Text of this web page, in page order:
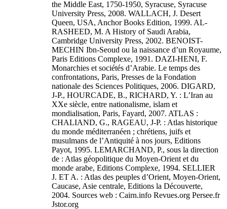
the Middle East, 1750-1950, Syracuse, Syracuse
University Press, 2008. WALLACH, J. Desert
Queen, USA, Anchor Books Edition, 1999. AL-
RASHEED, M. A History of Saudi Arabia,
Cambridge University Press, 2002. BENOIST-
MECHIN Ibn-Seoud ou la naissance d’un Royaume,
Paris Editions Complexe, 1991. DAZI-HENI, F.
Monarchies et sociétés d’Arabie. Le temps des
confrontations, Paris, Presses de la Fondation
nationale des Sciences Politiques, 2006. DIGARD,
J-P., HOURCADE, B., RICHARD, Y. : L’Iran au
XXe siècle, entre nationalisme, islam et
mondialisation, Paris, Fayard, 2007. ATLAS :
CHALIAND, G., RAGEAU, J-P. : Atlas historique
du monde méditerranéen ; chrétiens, juifs et
musulmans de l’Antiquité à nos jours, Editions
Payot, 1995. LEMARCHAND, P., sous la direction
de : Atlas géopolitique du Moyen-Orient et du
monde arabe, Editions Complexe, 1994. SELLIER
J. ET A. : Atlas des peuples d’Orient, Moyen-Orient,
Caucase, Asie centrale, Editions la Découverte,
2004. Sources web : Cairn.info Revues.org Persee.fr
Jstor.org